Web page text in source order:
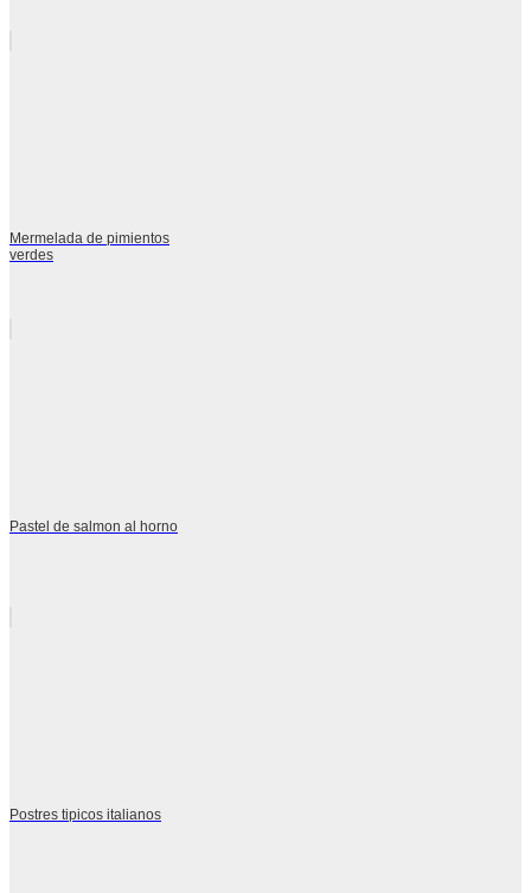
Mermelada de pimientos
verdes
Pastel de salmon al horno
Postres tipicos italianos